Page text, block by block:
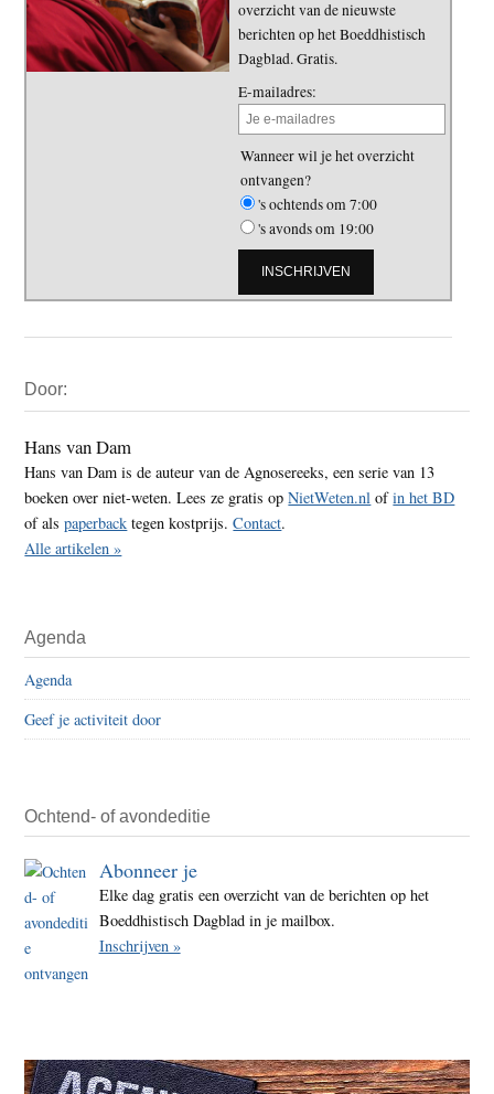
overzicht van de nieuwste
berichten op het Boeddhistisch
Dagblad. Gratis.
E-mailadres:
Wanneer wil je het overzicht
ontvangen?
's ochtends om 7:00
's avonds om 19:00
Sidebar
Door:
Hans van Dam
Hans van Dam is de auteur van de Agnosereeks, een serie van 13
boeken over niet-weten. Lees ze gratis opNietWeten.nl ofin het BD
of alspaperback tegen kostprijs.Contact.
Alle artikelen »
Agenda
Agenda
Geef je activiteit door
Ochtend- of avondeditie
Abonneer je
Elke dag gratis een overzicht van de berichten op het
Boeddhistisch Dagblad in je mailbox.
Inschrijven »